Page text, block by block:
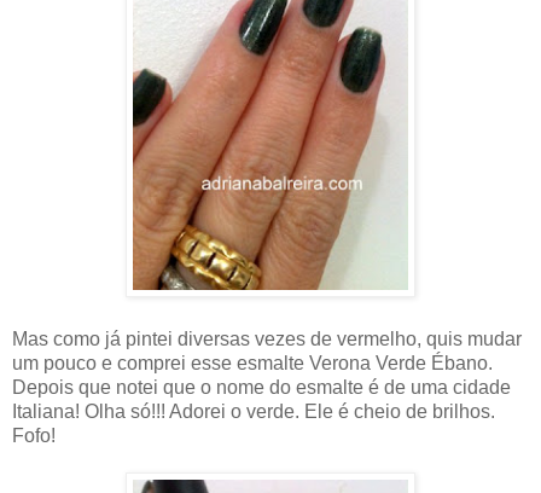
Mas como já pintei diversas vezes de vermelho, quis mudar
um pouco e comprei esse esmalte Verona Verde Ébano.
Depois que notei que o nome do esmalte é de uma cidade
Italiana! Olha só!!! Adorei o verde. Ele é cheio de brilhos.
Fofo!